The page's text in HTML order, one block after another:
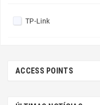
TP-Link
ACCESS POINTS